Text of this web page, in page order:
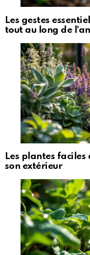
Les gestes
tout au long de
Les plantes
son extérieur